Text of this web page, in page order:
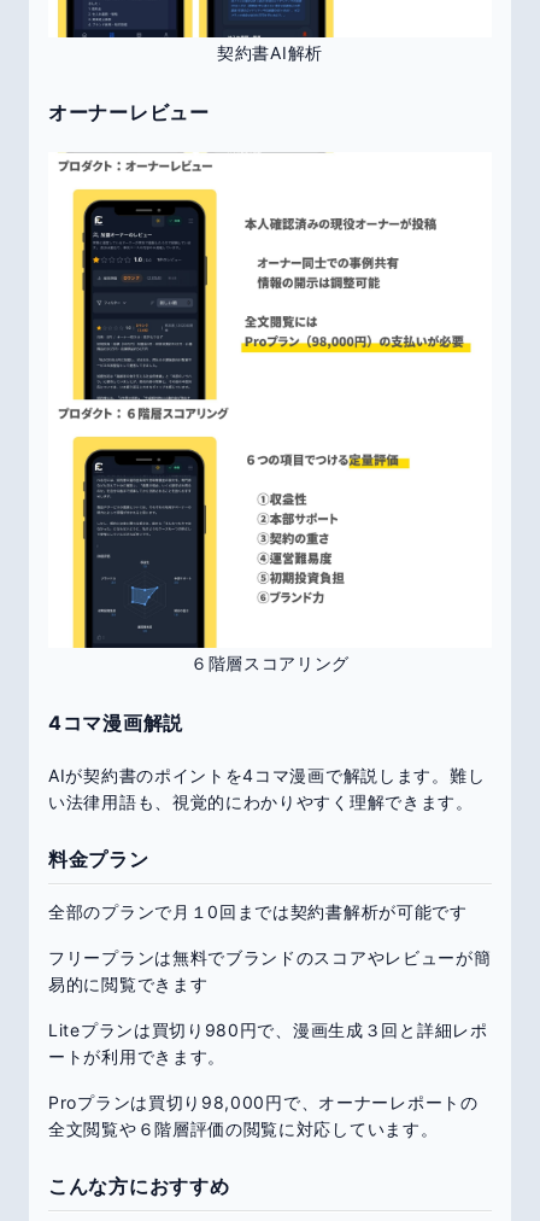
契約書AI解析
オーナーレビュー
６階層スコアリング
4コマ漫画解説
AIが契約書のポイントを4コマ漫画で解説します。難し
い法律用語も、視覚的にわかりやすく理解できます。
料金プラン
全部のプランで月１0回までは契約書解析が可能です
フリープランは無料でブランドのスコアやレビューが簡
易的に閲覧できます
Liteプランは買切り980円で、漫画生成３回と詳細レポ
ートが利用できます。
Proプランは買切り98,000円で、オーナーレポートの
全文閲覧や６階層評価の閲覧に対応しています。
こんな方におすすめ